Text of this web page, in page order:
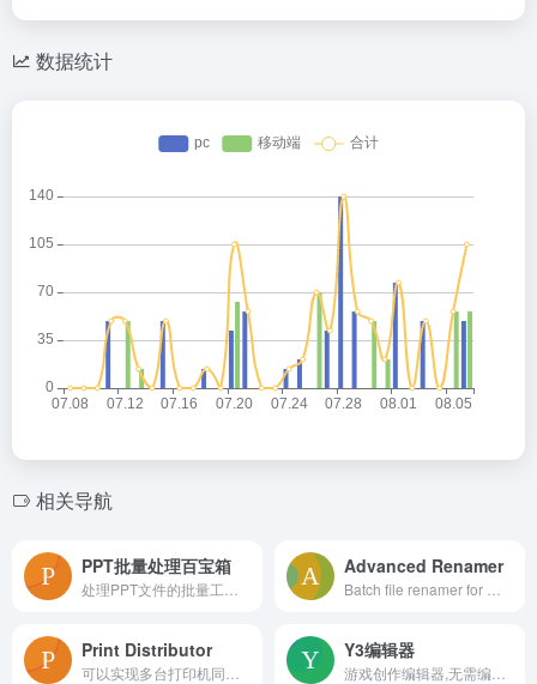
数据统计
相关导航
PPT批量处理百宝箱 Advanced Renamer
Print Distributor Y3编辑器